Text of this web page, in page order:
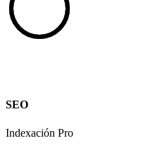
SEO
Indexación Pro